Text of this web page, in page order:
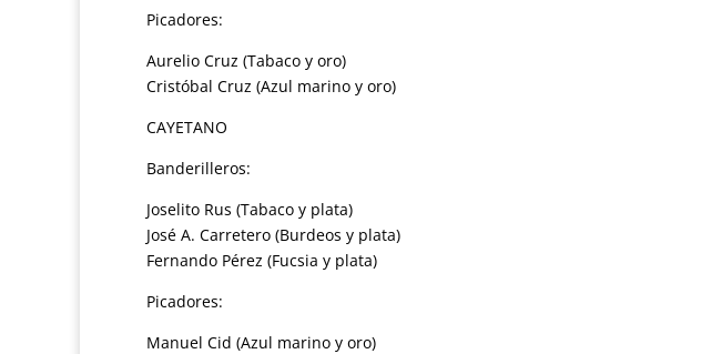
Picadores:
Aurelio Cruz (Tabaco y oro)
Cristóbal Cruz (Azul marino y oro)
CAYETANO
Banderilleros:
Joselito Rus (Tabaco y plata)
José A. Carretero (Burdeos y plata)
Fernando Pérez (Fucsia y plata)
Picadores:
Manuel Cid (Azul marino y oro)